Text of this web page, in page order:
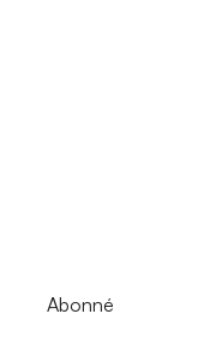
Abonné